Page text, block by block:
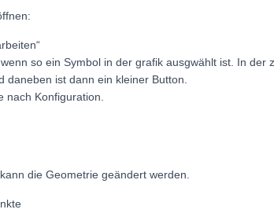
so ein Symbol in der grafik ausgwählt ist. In der
daneben ist dann ein kleiner Button.
nach Konfiguration.
die Geometrie geändert werden.